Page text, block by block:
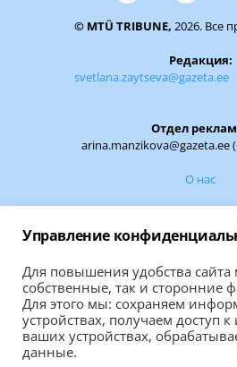
© MTÜ TRIBUNE, 2026. Все
Редакция:
svetlana.zaytseva@gazeta.ee
Отдел
arina.manzikova@gazeta.ee
О нас
ВАШУ
Правила использования
Управление
Для повышения удобства
собственные, так и сторонние
Для этого мы: сохраняем
устройствах, получаем доступ
ваших устройствах,
данные.